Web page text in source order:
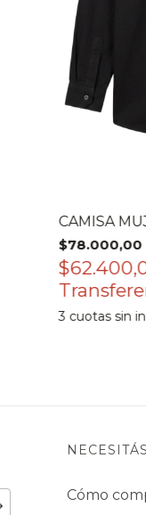
CAMISA
$78.000,00
3 cuotas sin
Cómo